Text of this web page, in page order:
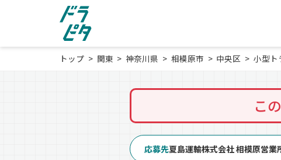
トップ 関東 神奈川県 相模原市 中央区 小型ト
こ
応募先夏島運輸株式会社 相模原営業